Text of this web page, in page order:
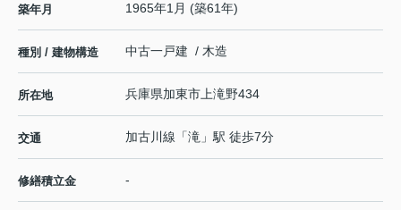
築年月 1965年1月 (築61年)
種別 / 建物構造 中古一戸建 / 木造
所在地 兵庫県加東市 上滝野434
交通 加古川線 「滝 」駅 徒歩7分
修繕積立金 -